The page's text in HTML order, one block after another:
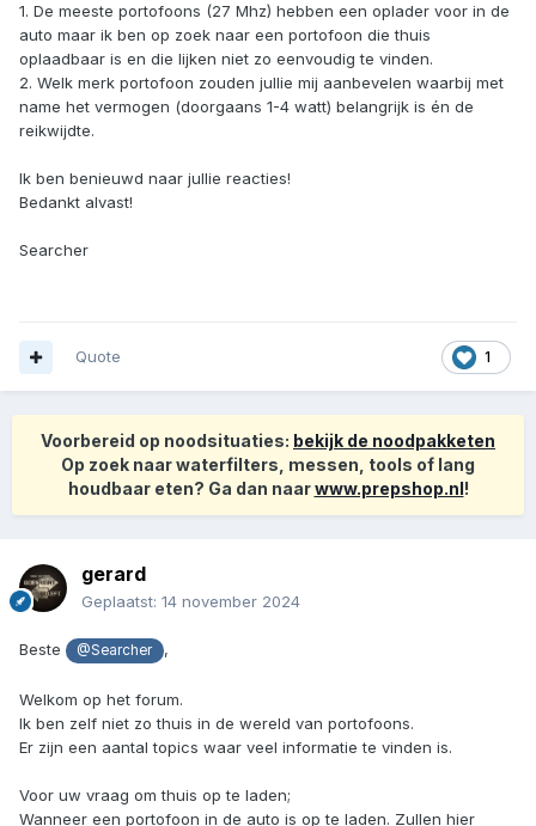
1. De meeste portofoons (27 Mhz) hebben een oplader voor in de
auto maar ik ben op zoek naar een portofoon die thuis
oplaadbaar is en die lijken niet zo eenvoudig te vinden.
2. Welk merk portofoon zouden jullie mij aanbevelen waarbij met
name het vermogen (doorgaans 1-4 watt) belangrijk is én de
reikwijdte.
Ik ben benieuwd naar jullie reacties!
Bedankt alvast!
Searcher
1
Quote
Voorbereid op noodsituaties: bekijk de noodpakketen
Op zoek naar waterfilters, messen, tools of lang
houdbaar eten? Ga dan naarwww.prepshop.nl!
gerard
Geplaatst: 14 november 2024
Beste @Searcher ,
Welkom op het forum.
Ik ben zelf niet zo thuis in de wereld van portofoons.
Er zijn een aantal topics waar veel informatie te vinden is.
Voor uw vraag om thuis op te laden;
Wanneer een portofoon in de auto is op te laden. Zullen hier